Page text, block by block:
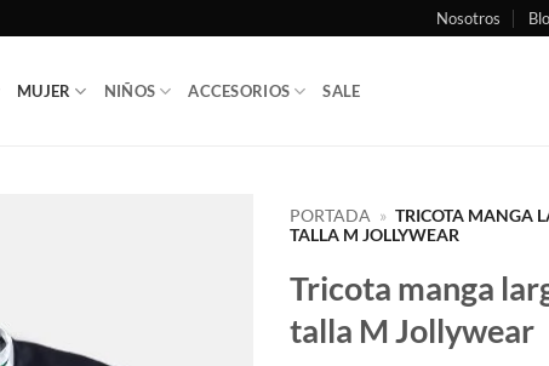
Nosotros
MUJER NIÑOS ACCESORIOS SALE
PORTADA » TRICOTA MANGA
TALLA M JOLLYWEAR
Tricota manga
talla M Jollywear